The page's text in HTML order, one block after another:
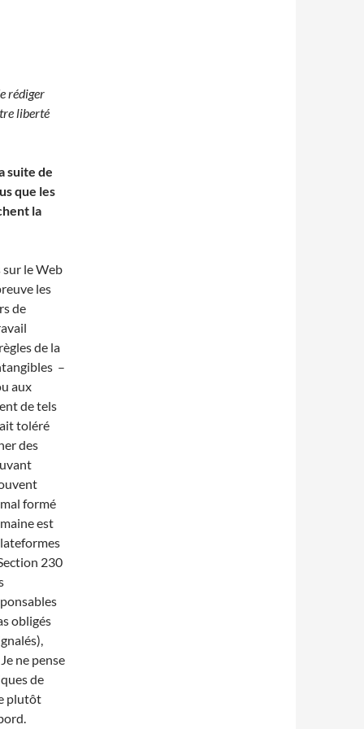
rédiger
liberté
suite de
que les
la
sur le Web
les
de
de la
–
aux
de tels
toléré
des
formé
est
230
obligés
ne pense
de
plutôt